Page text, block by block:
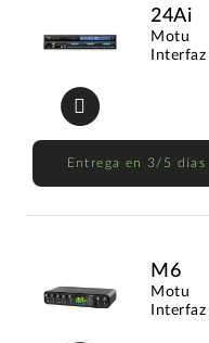
24Ai
Motu
Entrega en 3/5 días
M6
Motu